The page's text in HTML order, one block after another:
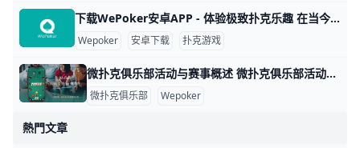
下载WePoker安卓APP - 体验极致扑克乐趣 在当今的手机游戏市场中，WePoker以其丰富的扑克游戏玩法和优质的用户体验而备受欢迎。本文将为您详细介绍如何安全、便捷地下载WePoker
Wepoker 安卓下载 扑克游戏
微扑克俱乐部活动与赛事概述 微扑克俱乐部活动与赛事概述 微扑克俱乐部（Wepoker）是一个专注于扑克游戏的在线平台，致力于为会员提供丰富多样的活动和赛事。这些活动不仅包
微扑克俱乐部 Wepoker
熱門文章